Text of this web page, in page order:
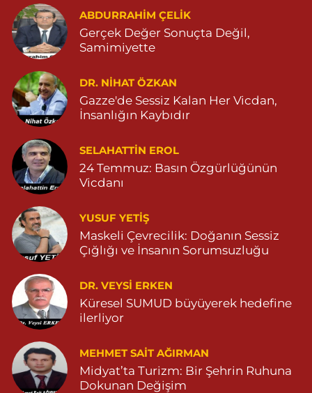
13 Mart Mahallesi, Şehit M.Remzi Yersel Caddesi No:3 E Artuklu
Mardin
0 (482) 213 11 71 Yol Tarifi Al
Serhat Eczanesi
Zeytinpınar Mahallesi, Roj Caddesi No:11 Derik Mardin
0 (482) 251 30 06
Çınarbaş Eczanesi
Bahçebaşı Mahallesi, Hanse Hatun Caddesi No:120 C Yeşilli
Mardin
0 (482) 591 10 15 Yol Tarifi Al
Şahin Eczanesi
Kaplan Mahallesi, Mardin Caddesi No:25 C Savur Mardin
0 (555) 151 49 05 Yol Tarifi Al
Özdemir Eczanesi
Yeni Mahalle, 3086.Sokak No:4 3 Ömerli Mardin
0 (482) 541 31 21
ABDURRAHIM ÇELİK
Gerçek Değer Sonuçta Değil,
Samimiyette
DR. NIHAT ÖZKAN
Gazze'de Sessiz Kalan Her Vicdan,
İnsanlığın Kaybıdır
SELAHATTIN EROL
24 Temmuz: Basın Özgürlüğünün
Vicdanı
YUSUF YETİŞ
Maskeli Çevrecilik: Doğanın Sessiz
Çığlığı ve İnsanın Sorumsuzluğu
DR. VEYSI ERKEN
Küresel SUMUD büyüyerek hedefine
ilerliyor
MEHMET SAIT AĞIRMAN
Midyat’ta Turizm: Bir Şehrin Ruhuna
Dokunan Değişim